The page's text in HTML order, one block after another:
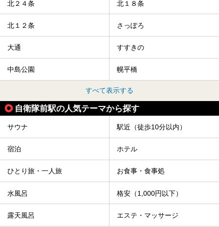
北２４条 北１８条
北１２条 さっぽろ
大通 すすきの
中島公園 幌平橋
すべて表示する
自衛隊前駅の人気テーマから探す
サウナ 駅近（徒歩10分以内）
宿泊 ホテル
ひとり旅・一人旅 お食事・食事処
水風呂 格安（1,000円以下）
露天風呂 エステ・マッサージ